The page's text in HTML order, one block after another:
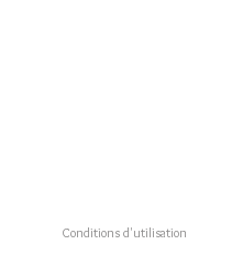
Conditions d'utilisation